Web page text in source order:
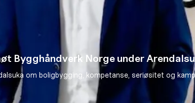
Bygghåndverk Norge under
om boligbygging, kompetanse, seriøsitet og